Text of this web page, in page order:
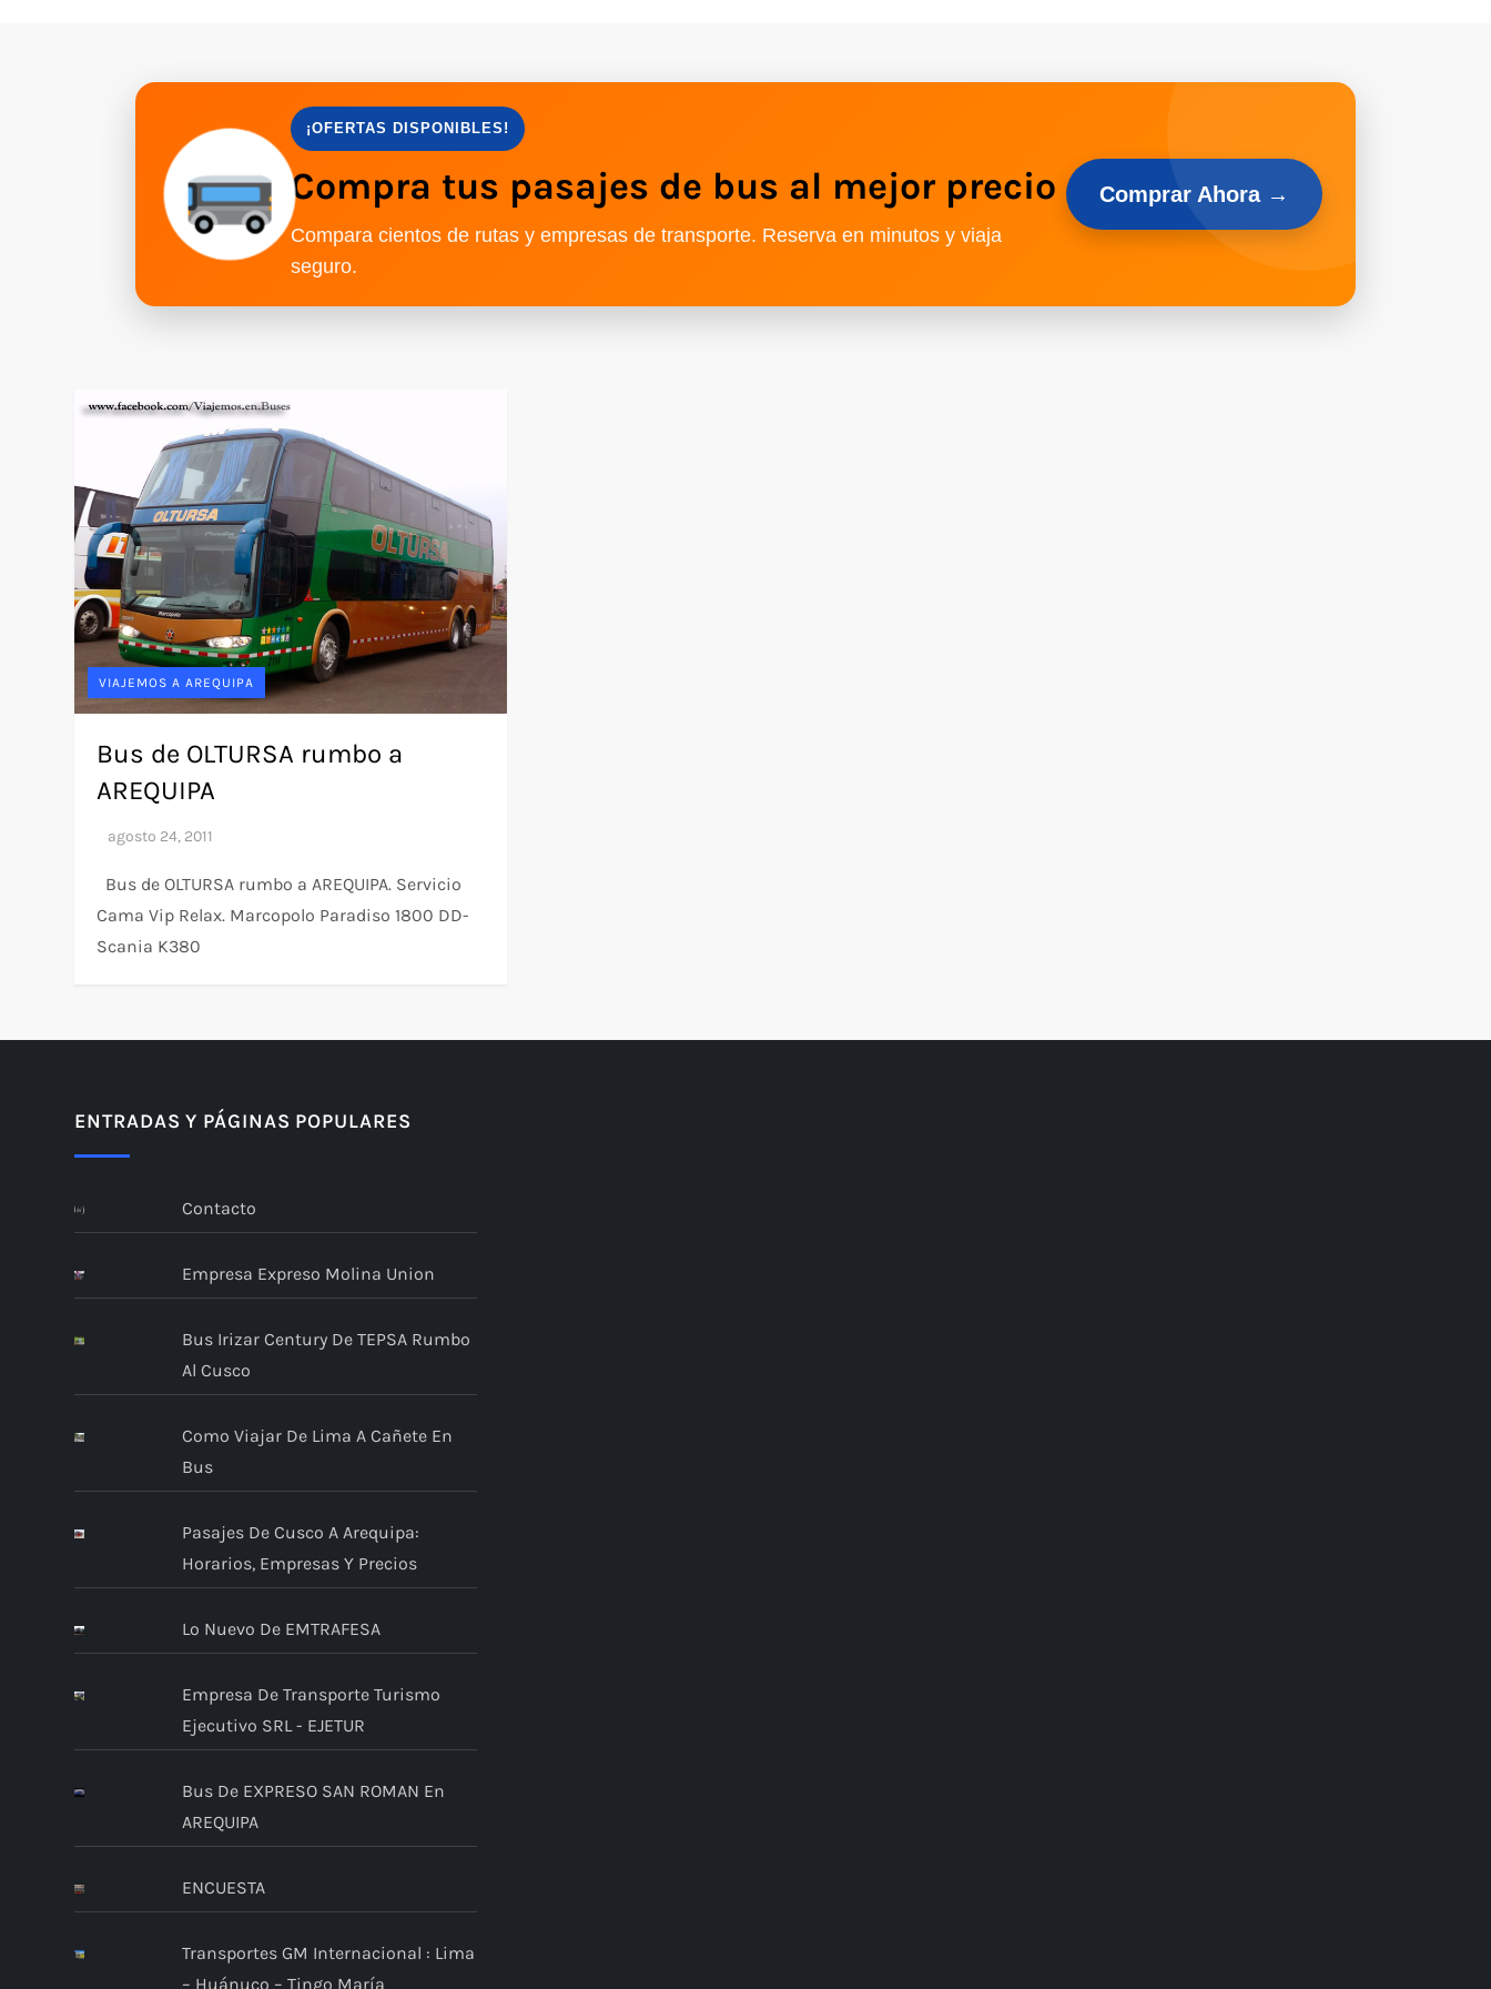
¡OFERTAS DISPONIBLES!
Compra tus pasajes de bus al mejor precio
Compara cientos de rutas y empresas de transporte. Reserva en minutos y viaja
seguro.
Comprar Ahora →
VIAJEMOS A AREQUIPA
Bus de OLTURSA rumbo a
AREQUIPA
Bus de OLTURSA rumbo a AREQUIPA. Servicio
Cama Vip Relax. Marcopolo Paradiso 1800 DD-
Scania K380
ENTRADAS Y PÁGINAS POPULARES
Contacto
Empresa Expreso Molina Union
Bus Irizar Century De TEPSA Rumbo
Al Cusco
Como Viajar De Lima A Cañete En
Bus
Pasajes De Cusco A Arequipa:
Horarios, Empresas Y Precios
Lo Nuevo De EMTRAFESA
Empresa De Transporte Turismo
Ejecutivo SRL - EJETUR
Bus De EXPRESO SAN ROMAN En
AREQUIPA
ENCUESTA
Transportes GM Internacional : Lima
– Huánuco – Tingo María